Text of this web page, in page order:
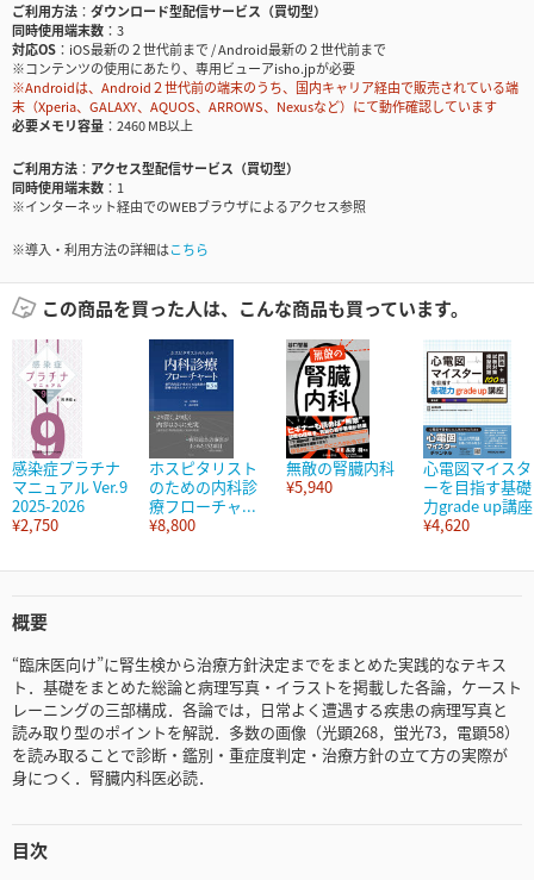
ご利用方法
ダウンロード型配信サービス（買切型）
同時使用端末数
3
対応OS
iOS最新の２世代前まで / Android最新の２世代前まで
※コンテンツの使用にあたり、専用ビューアisho.jpが必要
※Androidは、Android２世代前の端末のうち、国内キャリア経由で販売されている端
末（Xperia、GALAXY、AQUOS、ARROWS、Nexusなど）にて動作確認しています
必要メモリ容量
2460 MB以上
ご利用方法
アクセス型配信サービス（買切型）
同時使用端末数
1
※インターネット経由でのWEBブラウザによるアクセス参照
※導入・利用方法の詳細はこちら
この商品を買った人は、こんな商品も買っています。
感染症プラチナ
マニュアル Ver.9
2025-2026
¥2,750
ホスピタリスト
のための内科診
療フローチャ...
¥8,800
無敵の腎臓内科
¥5,940
心電図マイスタ
ーを目指す基礎
力grade up講座
¥4,620
概要
“臨床医向け”に腎生検から治療方針決定までをまとめた実践的なテキス
ト．基礎をまとめた総論と病理写真・イラストを掲載した各論，ケースト
レーニングの三部構成．各論では，日常よく遭遇する疾患の病理写真と
読み取り型のポイントを解説．多数の画像（光顕268，蛍光73，電顕58）
を読み取ることで診断・鑑別・重症度判定・治療方針の立て方の実際が
身につく．腎臓内科医必読．
目次